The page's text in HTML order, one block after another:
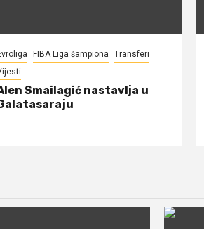
FIBA Liga šampiona
Transferi
Smailagić nastavlja u